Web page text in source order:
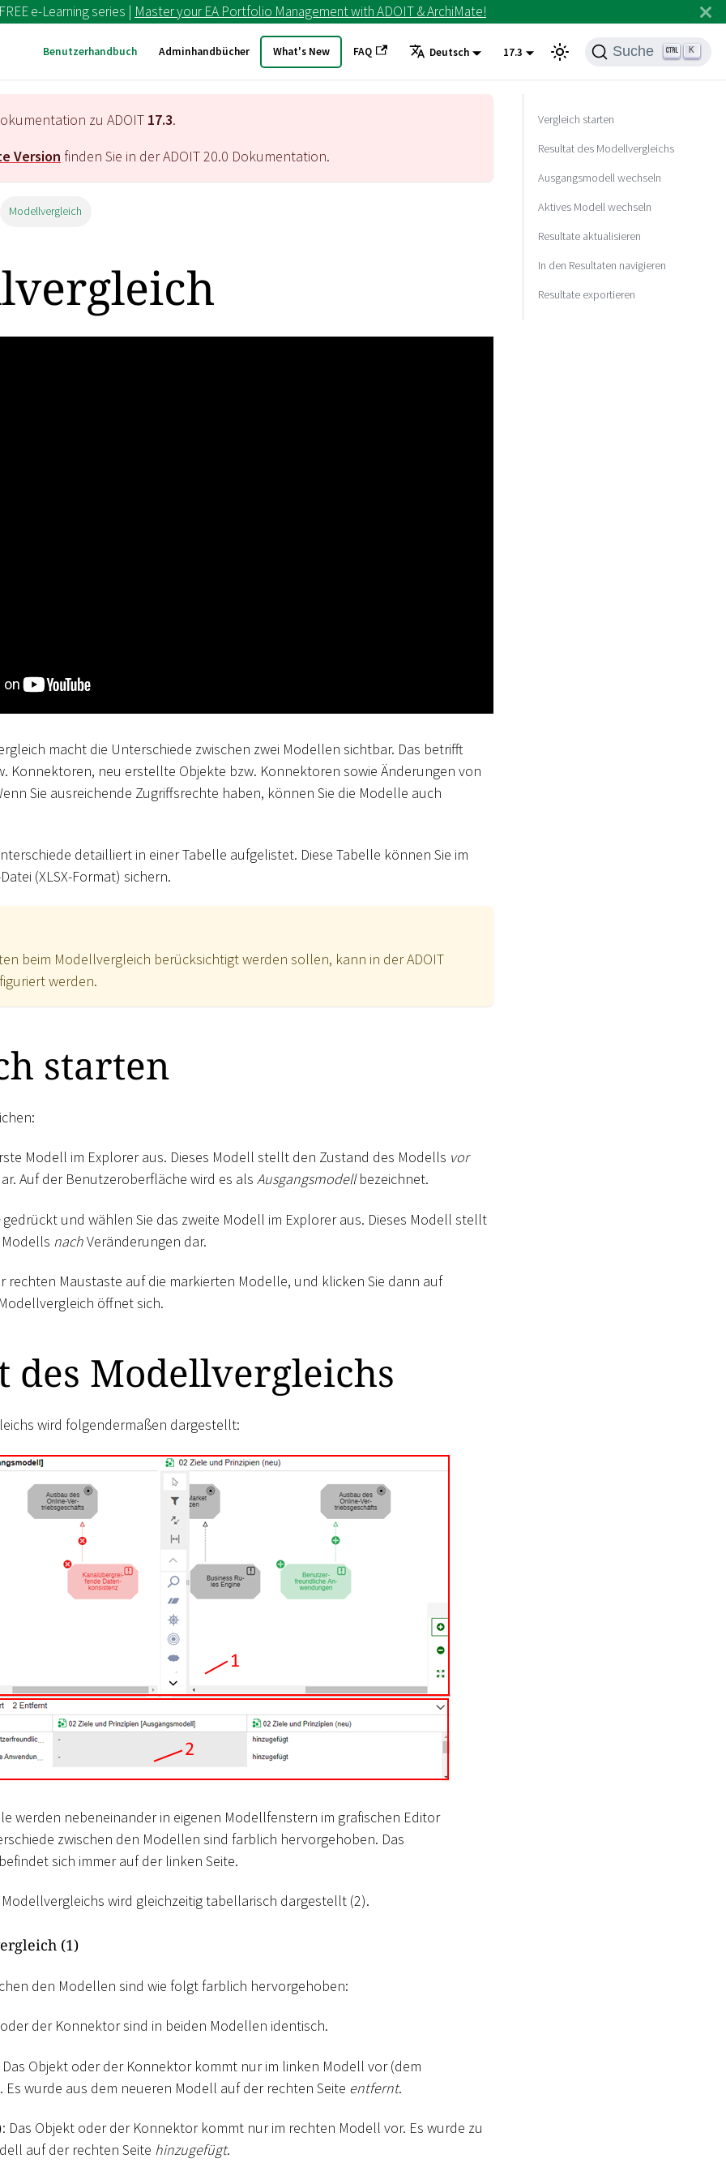
e-Learning series | Master your EA Portfolio Management with ADOIT & ArchiMate!
Benutzerhandbuch Adminhandbücher What's New FAQ Deutsch 17.3 Suche K
zu ADOIT 17.3.
Version finden Sie in der ADOIT20.0 Dokumentation.
Modellvergleich
macht die Unterschiede zwischen zwei Modellen sichtbar. Das betrifft
Konnektoren, neu erstellte Objekte bzw. Konnektoren sowie Änderungen von
Sie ausreichende Zugriffsrechte haben, können Sie die Modelle auch
detailliert in einer Tabelle aufgelistet. Diese Tabelle können Sie im
(XLSX-Format) sichern.
beim Modellvergleich berücksichtigt werden sollen, kann in der ADOIT
werden.
starten
Modell im Explorer aus. Dieses Modell stellt den Zustand des Modells vor
Auf der Benutzeroberfläche wird es als Ausgangsmodellbezeichnet.
gedrückt und wählen Sie das zweite Modell im Explorer aus. Dieses Modell stellt
nachVeränderungen dar.
rechten Maustaste auf die markierten Modelle, und klicken Sie dann auf
öffnet sich.
des Modellvergleichs
wird folgendermaßen dargestellt:
werden nebeneinander in eigenen Modellfenstern im grafischen Editor
zwischen den Modellen sind farblich hervorgehoben. Das
sich immer auf der linken Seite.
wird gleichzeitig tabellarisch dargestellt (2).
(1)
den Modellen sind wie folgt farblich hervorgehoben:
der Konnektor sind in beiden Modellen identisch.
Das Objekt oder der Konnektor kommt nur im linken Modell vor (dem
Es wurde aus dem neueren Modell auf der rechten Seite entfernt.
: Das Objekt oder der Konnektor kommt nur im rechten Modell vor. Es wurde zu
auf der rechten Seite hinzugefügt.
Vergleich starten
Resultat des Modellvergleichs
Ausgangsmodell wechseln
Aktives Modell wechseln
Resultate aktualisieren
In den Resultaten navigieren
Resultate exportieren